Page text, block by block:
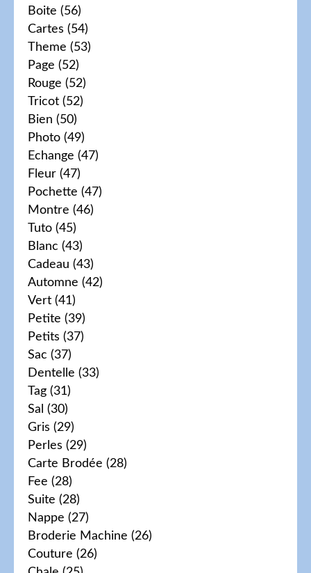
Boite (56)
Cartes (54)
Theme (53)
Page (52)
Rouge (52)
Tricot (52)
Bien (50)
Photo (49)
Echange (47)
Fleur (47)
Pochette (47)
Montre (46)
Tuto (45)
Blanc (43)
Cadeau (43)
Automne (42)
Vert (41)
Petite (39)
Petits (37)
Sac (37)
Dentelle (33)
Tag (31)
Sal (30)
Gris (29)
Perles (29)
Carte Brodée (28)
Fee (28)
Suite (28)
Nappe (27)
Broderie Machine (26)
Couture (26)